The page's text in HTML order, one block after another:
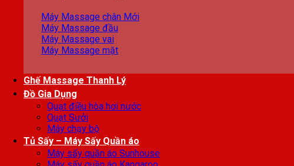
Máy Massage chân
Máy Massage đầu
Máy Massage vai
Máy Massage mặt
Ghế Massage Thanh Lý
Đồ Gia Dụng
Quạt điều hòa hơi nước
Quạt Sưởi
Máy chạy bộ
Tủ Sấy – Máy Sấy Quần áo
Máy sấy quần áo Sunhouse